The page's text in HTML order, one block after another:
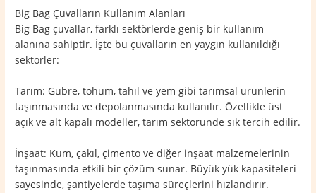
Big Bag Çuvalların Kullanım Alanları
Big Bag çuvallar, farklı sektörlerde geniş bir kullanım
alanına sahiptir. İşte bu çuvalların en yaygın kullanıldığı
sektörler:
Tarım: Gübre, tohum, tahıl ve yem gibi tarımsal ürünlerin
taşınmasında ve depolanmasında kullanılır. Özellikle üst
açık ve alt kapalı modeller, tarım sektöründe sık tercih edilir.
İnşaat: Kum, çakıl, çimento ve diğer inşaat malzemelerinin
taşınmasında etkili bir çözüm sunar. Büyük yük kapasiteleri
sayesinde, şantiyelerde taşıma süreçlerini hızlandırır.